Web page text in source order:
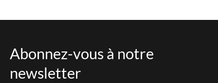
Abonnez-vous à notre
newsletter